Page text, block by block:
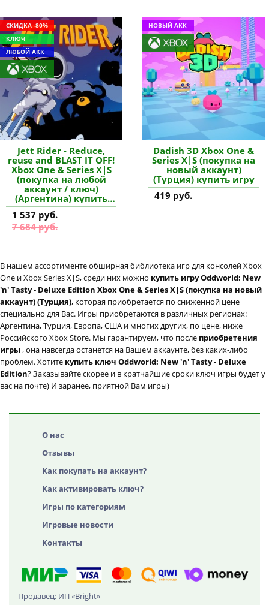
СКИДКА -80%
КЛЮЧ
ЛЮБОЙ АКК
Jett Rider - Reduce,
reuse and BLAST IT OFF!
Xbox One & Series X|S
(покупка на любой
аккаунт / ключ)
(Аргентина) купить
игру
1 537 руб.
7 684 руб.
НОВЫЙ АКК
Dadish 3D Xbox One &
Series X|S (покупка на
новый аккаунт)
(Турция) купить игру
419 руб.
В нашем ассортименте обширная библиотека игр для консолей Xbox
One и Xbox Series X|S, среди них можно купить игру Oddworld: New
'n' Tasty - Deluxe Edition Xbox One & Series X|S (покупка на новый
аккаунт) (Турция), которая приобретается по сниженной цене
специально для Вас. Игры приобретаются в различных регионах:
Аргентина, Турция, Европа, США и многих других, по цене, ниже
Российского Xbox Store. Мы гарантируем, что после приобретения
игры , она навсегда останется на Вашем аккаунте, без каких-либо
проблем. Хотите купить ключ Oddworld: New 'n' Tasty - Deluxe
Edition? Заказывайте скорее и в кратчайшие сроки ключ игры будет у
вас на почте) И заранее, приятной Вам игры)
О нас
Отзывы
Как покупать на аккаунт?
Как активировать ключ?
Игры по категориям
Игровые новости
Контакты
Продавец: ИП «Bright»